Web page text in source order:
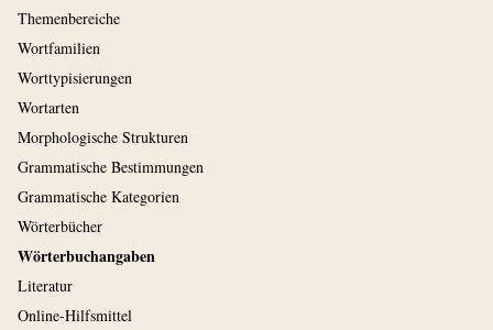
Themenbereiche
Wortfamilien
Worttypisierungen
Wortarten
Morphologische Strukturen
Grammatische Bestimmungen
Grammatische Kategorien
Wörterbücher
Wörterbuchangaben
Literatur
Online-Hilfsmittel